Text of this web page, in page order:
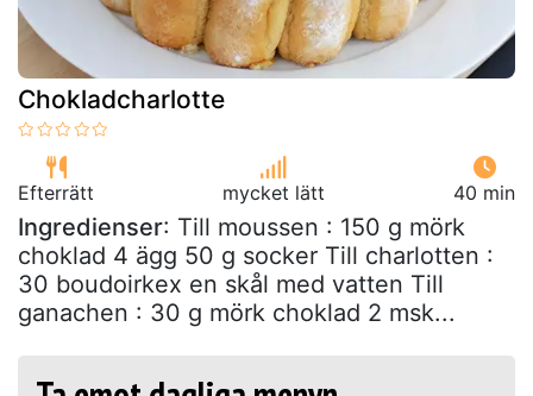
Chokladcharlotte
Efterrätt mycket lätt 40 min
Ingredienser: Till moussen : 150 g mörk
choklad 4 ägg 50 g socker Till charlotten :
30 boudoirkex en skål med vatten Till
ganachen : 30 g mörk choklad 2 msk...